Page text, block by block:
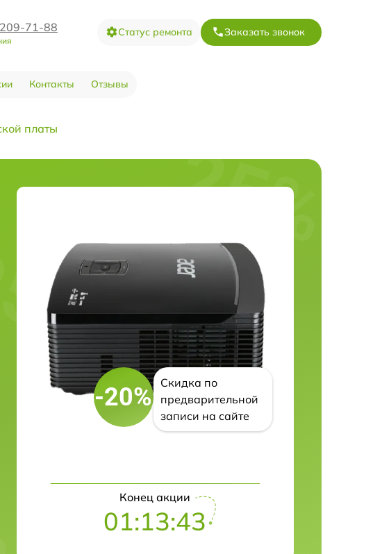
71-88 Статус ремонта Заказать звонок
Контакты Отзывы
платы
-20%
Скидка по
предварительной
записи на сайте
Конец акции
01:13:42